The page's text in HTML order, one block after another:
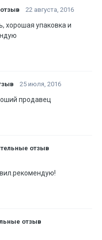
22 августа, 2016
хорошая упаковка и
25 июля, 2016
продавец
отзыв
отзыв